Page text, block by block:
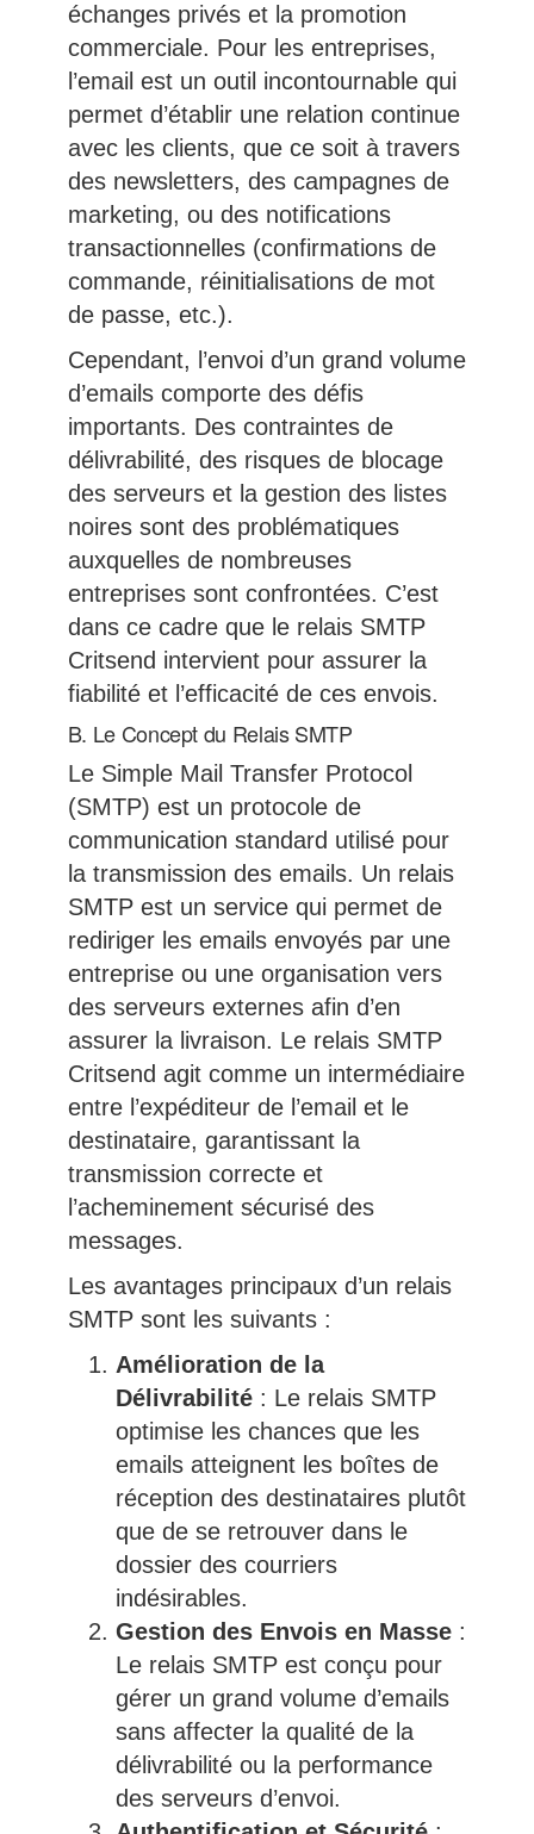
échanges privés et la promotion
commerciale. Pour les entreprises,
l’email est un outil incontournable qui
permet d’établir une relation continue
avec les clients, que ce soit à travers
des newsletters, des campagnes de
marketing, ou des notifications
transactionnelles (confirmations de
commande, réinitialisations de mot
de passe, etc.).
Cependant, l’envoi d’un grand volume
d’emails comporte des défis
importants. Des contraintes de
délivrabilité, des risques de blocage
des serveurs et la gestion des listes
noires sont des problématiques
auxquelles de nombreuses
entreprises sont confrontées. C’est
dans ce cadre que le relais SMTP
Critsend intervient pour assurer la
fiabilité et l’efficacité de ces envois.
B. Le Concept du Relais SMTP
Le Simple Mail Transfer Protocol
(SMTP) est un protocole de
communication standard utilisé pour
la transmission des emails. Un relais
SMTP est un service qui permet de
rediriger les emails envoyés par une
entreprise ou une organisation vers
des serveurs externes afin d’en
assurer la livraison. Le relais SMTP
Critsend agit comme un intermédiaire
entre l’expéditeur de l’email et le
destinataire, garantissant la
transmission correcte et
l’acheminement sécurisé des
messages.
Les avantages principaux d’un relais
SMTP sont les suivants :
Amélioration de la
Délivrabilité: Le relais SMTP
optimise les chances que les
emails atteignent les boîtes de
réception des destinataires plutôt
que de se retrouver dans le
dossier des courriers
indésirables.
Gestion des Envois en Masse:
Le relais SMTP est conçu pour
gérer un grand volume d’emails
sans affecter la qualité de la
délivrabilité ou la performance
des serveurs d’envoi.